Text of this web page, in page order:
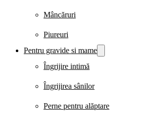
Mâncăruri
Piureuri
Pentru gravide si mame
Îngrijire intimă
Îngrijirea sânilor
Perne pentru alăptare